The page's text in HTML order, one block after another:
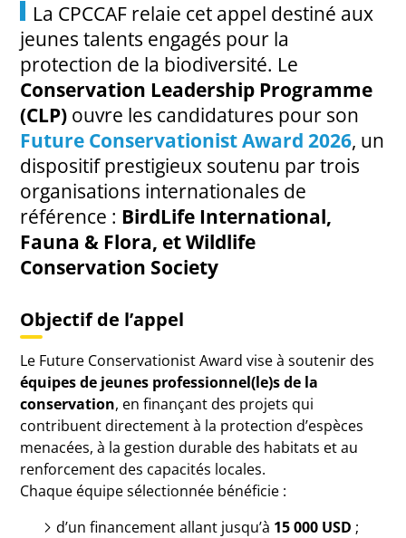
La CPCCAF relaie cet appel destiné aux
jeunes talents engagés pour la
protection de la biodiversité. Le
Conservation Leadership Programme
(CLP) ouvre les candidatures pour son
Future Conservationist Award 2026, un
dispositif prestigieux soutenu par trois
organisations internationales de
référence : BirdLife International,
Fauna & Flora, et Wildlife
Conservation Society
Objectif de l’appel
Le Future Conservationist Award vise à soutenir des
équipes de jeunes professionnel(le)s de la
conservation, en finançant des projets qui
contribuent directement à la protection d’espèces
menacées, à la gestion durable des habitats et au
renforcement des capacités locales.
Chaque équipe sélectionnée bénéficie :
d’un financement allant jusqu’à 15 000 USD ;